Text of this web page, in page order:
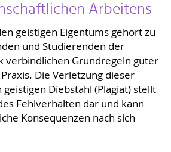
Arbeitens
geistigen Eigentums gehört zu
und Studierenden der
verbindlichen Grundregeln guter
Die Verletzung dieser
Diebstahl (Plagiat) stellt
Fehlverhalten dar und kann
Konsequenzen nach sich